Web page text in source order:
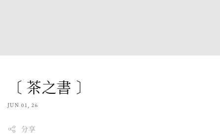
〔 茶之書 〕
JUN 01, 26
分享